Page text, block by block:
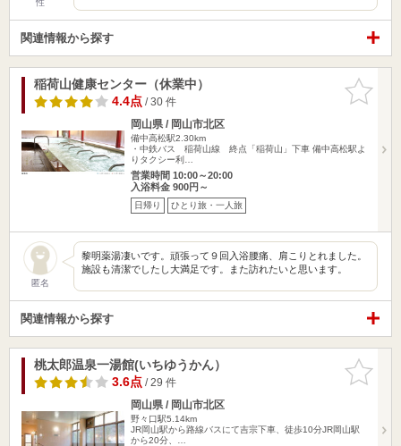
関連情報から探す
お気に入
りに追加
稲荷山健康センター（休業中）
4.4点/ 30 件
岡山県 / 岡山市北区
備中高松駅2.30km
・中鉄バス 稲荷山線 終点「稲荷山」下車 備中高松駅よ
りタクシー利…
営業時間 10:00～20:00
入浴料金 900円～
日帰り ひとり旅・一人旅
匿名
黎明薬湯凄いです。頑張って９回入浴腰痛、肩こりとれました。
施設も清潔でしたし大満足です。また訪れたいと思います。
関連情報から探す
お気に入
りに追加
桃太郎温泉一湯館(いちゆうかん）
3.6点/ 29 件
岡山県 / 岡山市北区
野々口駅5.14km
JR岡山駅から路線バスにて吉宗下車、徒歩10分JR岡山駅
から20分、…